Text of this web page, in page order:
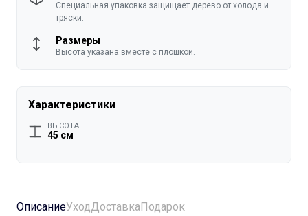
Специальная упаковка защищает дерево от холода и
тряски.
Размеры
Высота указана вместе с плошкой.
Характеристики
ВЫСОТА
45 см
ОписаниеУходДоставкаПодарок